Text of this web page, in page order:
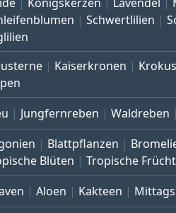
Schwertlilien
Kaiserkronen
Jungfernreben Waldreben
Blattpflanzen
Blüten
Tropische
Aloen Kakteen